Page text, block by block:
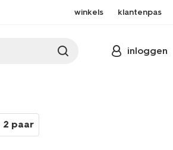
winkels klantenpas
inloggen
2 paar